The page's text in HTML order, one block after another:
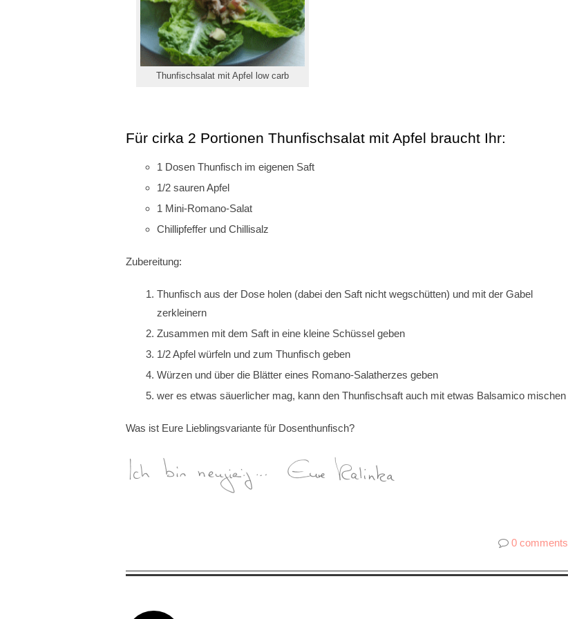
Thunfischsalat mit Apfel low carb
Für cirka 2 Portionen Thunfischsalat mit Apfel braucht Ihr:
1 Dosen Thunfisch im eigenen Saft
1/2 sauren Apfel
1 Mini-Romano-Salat
Chillipfeffer und Chillisalz
Zubereitung:
Thunfisch aus der Dose holen (dabei den Saft nicht wegschütten) und mit der Gabel
zerkleinern
Zusammen mit dem Saft in eine kleine Schüssel geben
1/2 Apfel würfeln und zum Thunfisch geben
Würzen und über die Blätter eines Romano-Salatherzes geben
wer es etwas säuerlicher mag, kann den Thunfischsaft auch mit etwas Balsamico mischen
Was ist Eure Lieblingsvariante für Dosenthunfisch?
0 comments